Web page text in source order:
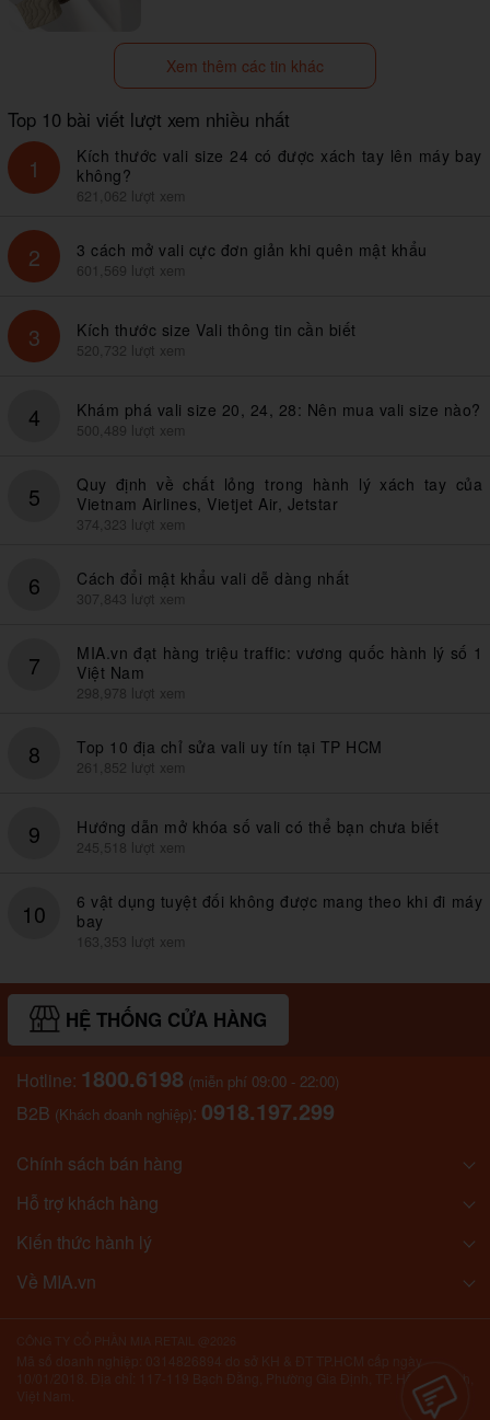
Xem thêm các tin khác
Top 10 bài viết lượt xem nhiều nhất
1
Kích thước vali size 24 có được xách tay lên máy bay
không?
621,062 lượt xem
2 3 cách mở vali cực đơn giản khi quên mật khẩu
601,569 lượt xem
3 Kích thước size Vali thông tin cần biết
520,732 lượt xem
4 Khám phá vali size 20, 24, 28: Nên mua vali size nào?
500,489 lượt xem
5
Quy định về chất lỏng trong hành lý xách tay của
Vietnam Airlines, Vietjet Air, Jetstar
374,323 lượt xem
6 Cách đổi mật khẩu vali dễ dàng nhất
307,843 lượt xem
7
MIA.vn đạt hàng triệu traffic: vương quốc hành lý số 1
Việt Nam
298,978 lượt xem
8 Top 10 địa chỉ sửa vali uy tín tại TP HCM
261,852 lượt xem
9 Hướng dẫn mở khóa số vali có thể bạn chưa biết
245,518 lượt xem
10
6 vật dụng tuyệt đối không được mang theo khi đi máy
bay
163,353 lượt xem
HỆ THỐNG CỬA HÀNG
Hotline: 1800.6198 (miễn phí 09:00 - 22:00)
B2B (Khách doanh nghiệp): 0918.197.299
Chính sách bán hàng
Hỗ trợ khách hàng
Kiến thức hành lý
Về MIA.vn
10/01/2018. Địa chỉ: 117-119 Bạch Đằng, Phường Gia Định, TP. Hồ Chí Minh,